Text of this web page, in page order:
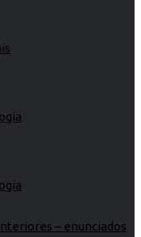
– enunciados